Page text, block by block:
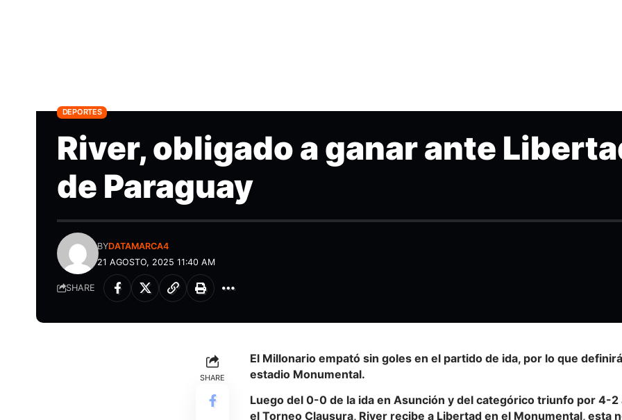
DEPORTES
River, obligado a ganar ante
de Paraguay
21 AGOSTO, 2025 11:40 AM
BYDATAMARCA4
SHARE
SHARE
El Millonario empató sin goles en el partido de ida, por lo que
estadio Monumental.
Luego del 0-0 de la ida en Asunción y del categórico triunfo por 4-2
el Torneo Clausura, River recibe a Libertad en el Monumental, esta